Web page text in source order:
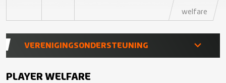
welfare
VERENIGINGSONDERSTEUNING
Leden
PLAYER WELFARE